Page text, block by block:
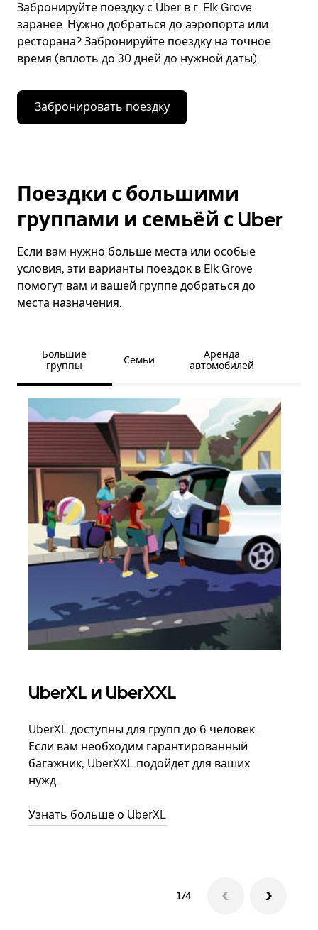
Забронируйте поездку с Uber в г. Elk Grove
заранее. Нужно добраться до аэропорта или
ресторана? Забронируйте поездку на точное
время (вплоть до 30 дней до нужной даты).
Забронировать поездку
Поездки с большими
группами и семьёй с Uber
Если вам нужно больше места или особые
условия, эти варианты поездок в Elk Grove
помогут вам и вашей группе добраться до
места назначения.
Большие
группы
Семьи
Аренда
автомобилей
UberXL и UberXXL
UberXL доступны для групп до 6 человек.
Если вам необходим гарантированный
багажник, UberXXL подойдет для ваших
нужд.
Узнать больше о UberXL
1/4